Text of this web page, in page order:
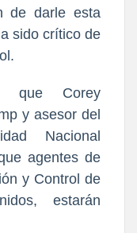
de darle esta
sido crítico de
que Corey
y asesor del
Nacional
agentes de
y Control de
estarán